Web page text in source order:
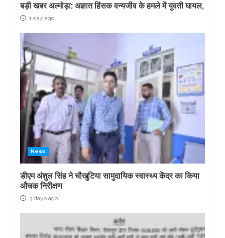
बड़ी खबर अल्मोड़ा: अज्ञात हिंसक वन्यजीव के हमले में युवती घायल,
1 day ago
News
डीएम अंशुल सिंह ने चौखुटिया सामुदायिक स्वास्थ्य केंद्र का किया
औचक निरीक्षण
3 days ago